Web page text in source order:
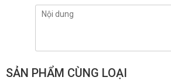
SẢN PHẨM CÙNG LOẠI